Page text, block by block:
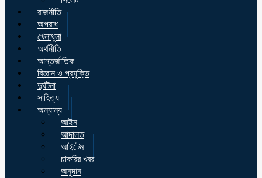
রাজনীতি
অপরাধ
খেলাধুলা
অর্থনীতি
আন্তর্জাতিক
বিজ্ঞান ও প্রযুক্তি
দুর্ঘটনা
সাহিত্য
অন্যান্য
আইন
আদালত
আইটেম
চাকরির খবর
অনুদান